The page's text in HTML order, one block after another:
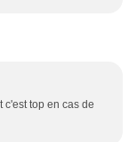
c'est top en cas de